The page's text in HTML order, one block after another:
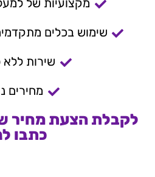
מקצועיות של למעלה מ-
שימוש בכלים
שירות
מחירים
לקבלת הצעת מחיר
כתבו